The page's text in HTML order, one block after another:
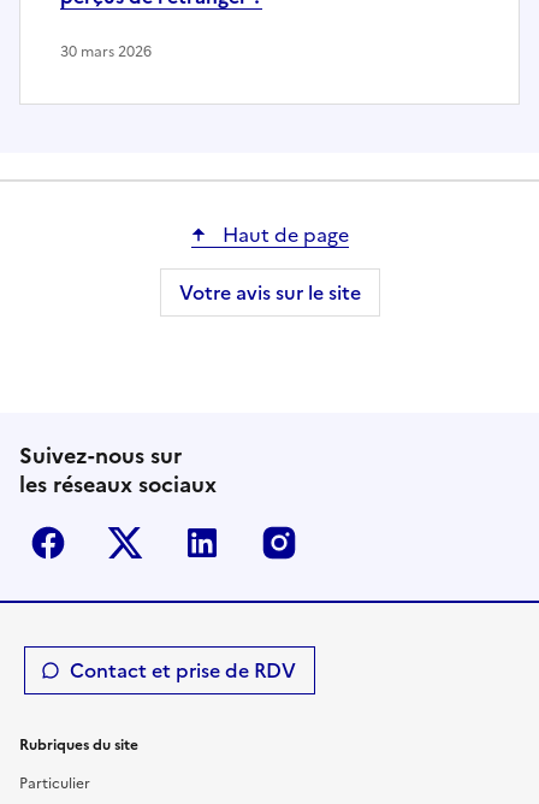
30 mars 2026
Haut de page
Votre avis sur le site
Suivez-nous sur
les réseaux sociaux
Facebook Twitter-X Linkedin
Contact et prise de RDV
Rubriques du site
Particulier